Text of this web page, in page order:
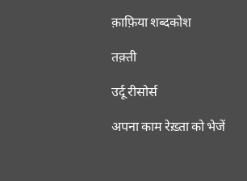
क़ाफ़िया शब्दकोश
तक़्ती
उर्दू रीसोर्स
अपना काम रेख़्ता को भेजें